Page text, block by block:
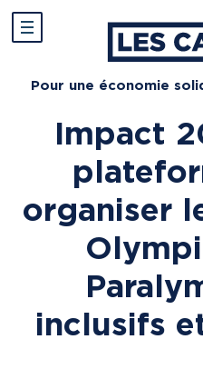
Pour une économie
Impact
organiser
inclusifs